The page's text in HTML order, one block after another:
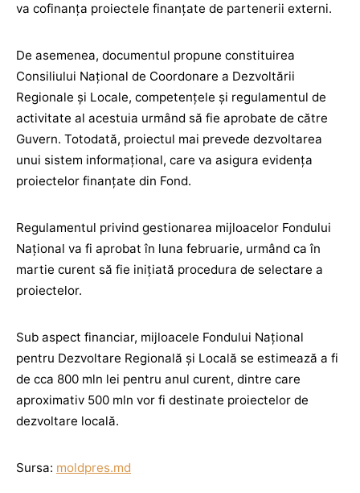
va cofinanța proiectele finanțate de partenerii externi.
De asemenea, documentul propune constituirea
Consiliului Național de Coordonare a Dezvoltării
Regionale și Locale, competențele și regulamentul de
activitate al acestuia urmând să fie aprobate de către
Guvern. Totodată, proiectul mai prevede dezvoltarea
unui sistem informațional, care va asigura evidența
proiectelor finanțate din Fond.
Regulamentul privind gestionarea mijloacelor Fondului
Național va fi aprobat în luna februarie, urmând ca în
martie curent să fie inițiată procedura de selectare a
proiectelor.
Sub aspect financiar, mijloacele Fondului Național
pentru Dezvoltare Regională și Locală se estimează a fi
de cca 800 mln lei pentru anul curent, dintre care
aproximativ 500 mln vor fi destinate proiectelor de
dezvoltare locală.
Sursa: moldpres.md